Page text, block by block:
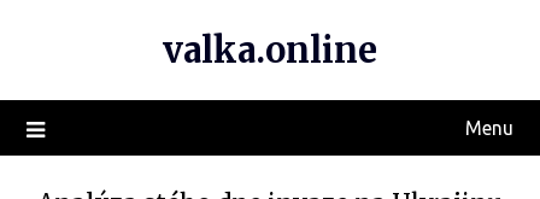
valka.online
Menu